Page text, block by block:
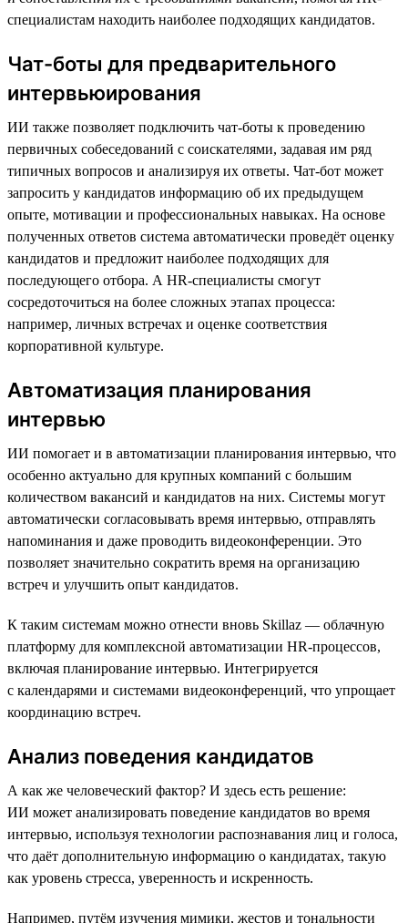
специалистам находить наиболее подходящих кандидатов.
Чат-боты для предварительного
интервьюирования
ИИ также позволяет подключить чат-боты к проведению
первичных собеседований с соискателями, задавая им ряд
типичных вопросов и анализируя их ответы. Чат-бот может
запросить у кандидатов информацию об их предыдущем
опыте, мотивации и профессиональных навыках. На основе
полученных ответов система автоматически проведёт оценку
кандидатов и предложит наиболее подходящих для
последующего отбора. А HR-специалисты смогут
сосредоточиться на более сложных этапах процесса:
например, личных встречах и оценке соответствия
корпоративной культуре.
Автоматизация планирования
интервью
ИИ помогает и в автоматизации планирования интервью, что
особенно актуально для крупных компаний с большим
количеством вакансий и кандидатов на них. Системы могут
автоматически согласовывать время интервью, отправлять
напоминания и даже проводить видеоконференции. Это
позволяет значительно сократить время на организацию
встреч и улучшить опыт кандидатов.
К таким системам можно отнести вновь Skillaz — облачную
платформу для комплексной автоматизации HR-процессов,
включая планирование интервью. Интегрируется
с календарями и системами видеоконференций, что упрощает
координацию встреч.
Анализ поведения кандидатов
А как же человеческий фактор? И здесь есть решение:
ИИ может анализировать поведение кандидатов во время
интервью, используя технологии распознавания лиц и голоса,
что даёт дополнительную информацию о кандидатах, такую
как уровень стресса, уверенность и искренность.
Например, путём изучения мимики, жестов и тональности